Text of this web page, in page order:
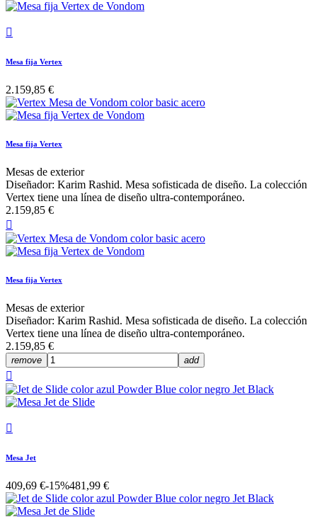

Mesa fija Vertex
2.159,85 €
Mesa fija Vertex
Mesas de exterior
Diseñador: Karim Rashid. Mesa sofisticada de diseño. La colección
Vertex tiene una línea de diseño ultra-contemporáneo.
2.159,85 €

Mesa fija Vertex
Mesas de exterior
Diseñador: Karim Rashid. Mesa sofisticada de diseño. La colección
Vertex tiene una línea de diseño ultra-contemporáneo.
2.159,85 €
remove add


Mesa Jet
409,69 €-15%481,99 €